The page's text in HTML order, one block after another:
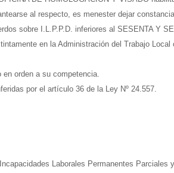
al respecto, es menester dejar
sobre I.L.P.P.D. inferiores al SESENTA Y
en la Administración del Trabajo
orden a su competencia.
por el artículo 36 de la Ley Nº 24.557.
Laborales Permanentes